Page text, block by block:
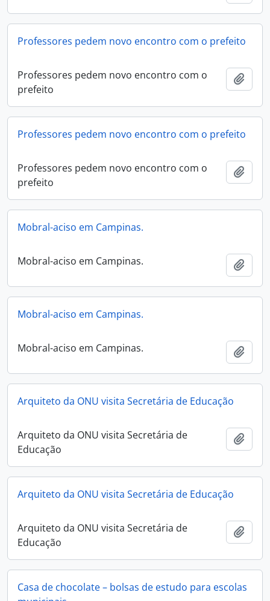
Professores pedem novo encontro com o prefeito
Professores pedem novo encontro com o
prefeito
Professores pedem novo encontro com o prefeito
Professores pedem novo encontro com o
prefeito
Mobral-aciso em Campinas.
Mobral-aciso em Campinas.
Mobral-aciso em Campinas.
Mobral-aciso em Campinas.
Arquiteto da ONU visita Secretária de Educação
Arquiteto da ONU visita Secretária de
Educação
Arquiteto da ONU visita Secretária de Educação
Arquiteto da ONU visita Secretária de
Educação
Casa de chocolate – bolsas de estudo para escolas